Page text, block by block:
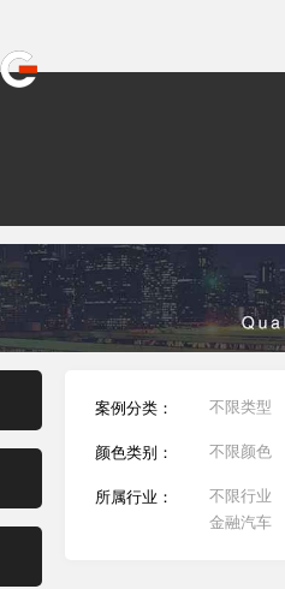
案例分类： 不限类型
颜色类别： 不限颜色
所属行业：
不限行业
金融汽车